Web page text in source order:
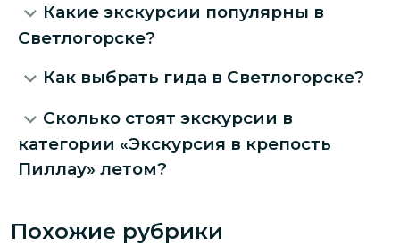
Какие экскурсии популярны в
Светлогорске?
Как выбрать гида в Светлогорске?
Сколько стоят экскурсии в
категории «Экскурсия в крепость
Пиллау» летом?
Похожие рубрики